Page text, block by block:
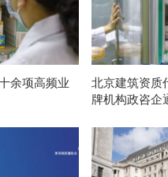
余项高频业
北京建筑资质
牌机构政咨企